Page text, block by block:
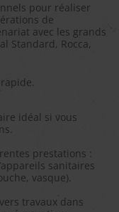
pour réaliser
de
avec les grands
Standard, Rocca,
idéal si vous
prestations :
sanitaires
vasque).
travaux dans